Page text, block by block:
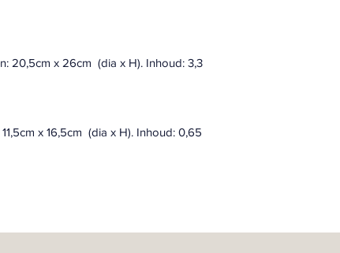
20,5cm x 26cm  (dia x H). Inhoud: 3,3
x 16,5cm  (dia x H). Inhoud: 0,65